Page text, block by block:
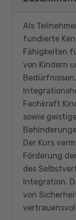
Als
fundierte
Fähigkeiten
von Kindern
Fachkraft
sowie
Der Kurs
Förderung
des
Integration.
von